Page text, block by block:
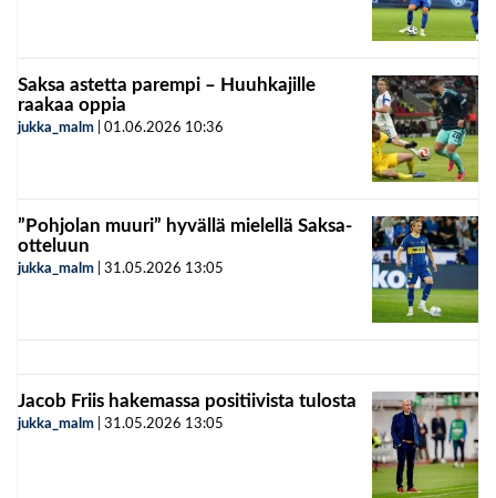
Saksa astetta parempi – Huuhkajille
raakaa oppia
jukka_malm 01.06.2026 10:36
”Pohjolan muuri” hyvällä mielellä Saksa-
otteluun
jukka_malm 31.05.2026 13:05
Jacob Friis hakemassa positiivista tulosta
jukka_malm 31.05.2026 13:05